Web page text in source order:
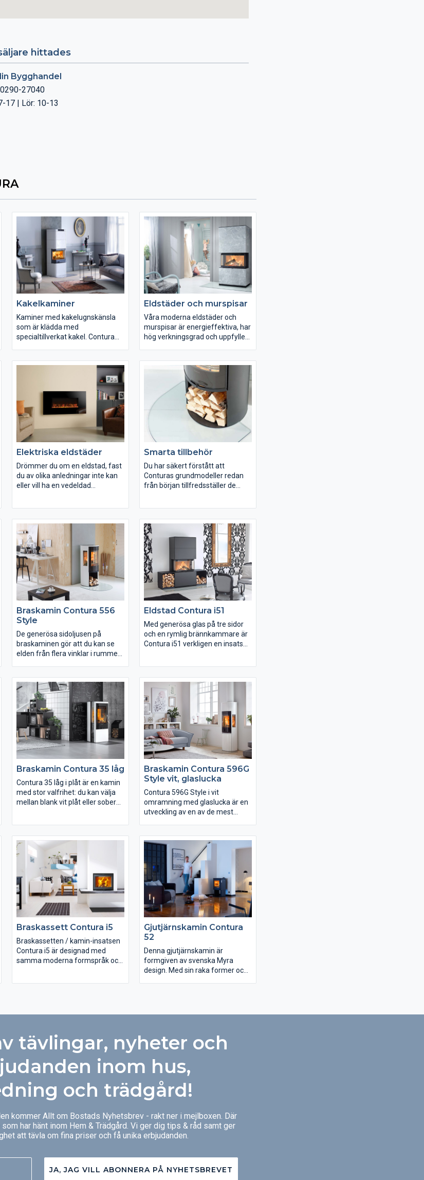
hittades
Bygghandel
0290-27040
17 | Lör: 10-13
Kakelkaminer
Kaminer med kakelugnskänsla
som är klädda med
specialtillverkat kakel. Contura
kakelugnar men samtidigt vill se
elden – du behöver inte välja
Eldstäder och murspisar
Våra moderna eldstäder och
murspisar är energieffektiva, har
hög verkningsgrad och uppfyller
välj en eldstad som är
täthetskontrollerad och som tar
all förbränningsluft utifrån.
Förbränningstekniken hör till
marknadens absolut bästa vilket
enkelt uttryckt innebär att veden
räcker längre och
uppvärmningen är mer effektiv.
Elektriska eldstäder
Drömmer du om en eldstad, fast
du av olika anledningar inte kan
eller vill ha en vedeldad
flera färger, storlekar och
utföranden. Den kan integreras i
väggen eller monteras utanpå
och användas med eller utan
värmeeffekt. Lågorna sprider
samma fina stämning som
naturlig eld och du kan skapa
precis den miljö du önskar till ditt
hem.
Smarta tillbehör
Du har säkert förstått att
Conturas grundmodeller redan
från början tillfredsställer de
Tack vare våra snillrika,
småländska konstruktioner går
det att få en helt personlig
Contura som passar dina behov.
Braskamin Contura 556
Style
De generösa sidoljusen på
braskaminen gör att du kan se
elden från flera vinklar i rummet.
de rena linjerna i designen gör att
kaminen smälter in i ditt hem,
oavsett vilken stil du föredrar. En
nyhet vi är säkra på att du
kommer att uppskatta är att
luckan kan öppnas utan
handskar eftersom handtagen
inte blir varma.
Eldstad Contura i51
Med generösa glas på tre sidor
och en rymlig brännkammare är
Contura i51 verkligen en insats
hus med modern
uppvärmningsteknik som bildar
under­tryck. Contura i51 finns
med flera olika omramningar,
bland annat betong, plåt och
täljsten.
Braskamin Contura 35 låg
Contura 35 låg i plåt är en kamin
med stor valfrihet: du kan välja
mellan blank vit plåt eller sober
gjutjärn eller med en glasfront.
Braskamin Contura 596G
Style vit, glaslucka
Contura 596G Style i vit
omramning med glaslucka är en
utveckling av en av de mest
Style vit har vit omramning,
generös glaslucka och stora
sidoljus som visar mycket av
elden. Toppen i gjutjärn är
lackerad i matchande vitt.
Contura 596G Style vit kan fås
med flera tillbehör, till exempel
vridplatta och extra
värmemagasin med
Powerstone.
Braskassett Contura i5
Braskassetten / kamin-insatsen
Contura i5 är designad med
samma moderna formspråk och
du minimerar risken att få in rök i
rummet.
Gjutjärnskamin Contura
52
Denna gjutjärnskamin är
formgiven av svenska Myra
design. Med sin raka former och
tävlingar, nyheter och
inom hus,
och trädgård!
kommer Allt om Bostads Nyhetsbrev - rakt ner i mejlboxen. Där
har hänt inom Hem & Trädgård. Vi ger dig tips & råd samt ger
att tävla om fina priser och få unika erbjudanden.
JA, JAG VILL ABONNERA PÅ NYHETSBREVET